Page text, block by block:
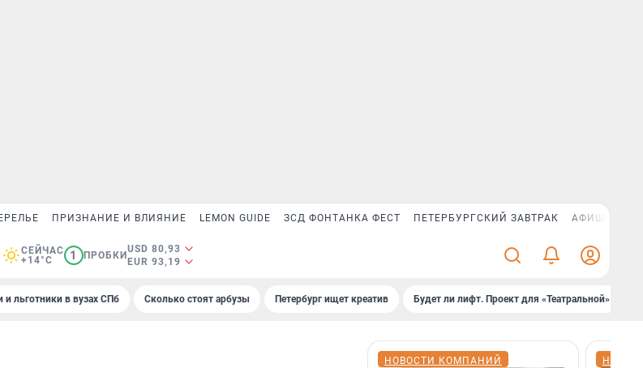
ПРИЗНАНИЕ И ВЛИЯНИЕ LEMON GUIDE ЗСД ФОНТАНКА ФЕСТ ПЕТЕРБУРГСКИЙ ЗАВТРАК АФИША PLUS
СЕЙЧАС
+14°C
1 ПРОБКИ
USD 80,93
EUR 93,19
льготники в вузах СПб Сколько стоят арбузы Петербург ищет креатив Будет ли лифт. Проект для «Театральной»
НОВОСТИ КОМПАНИЙ